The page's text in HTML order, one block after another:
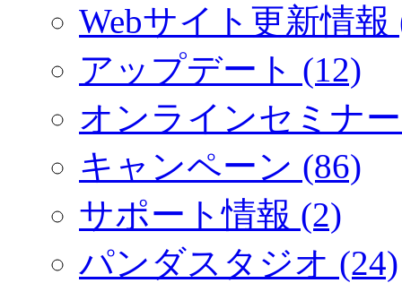
Webサイト更新情報
アップデート (12)
オンラインセミナ
キャンペーン (86)
サポート情報 (2)
パンダスタジオ (24)